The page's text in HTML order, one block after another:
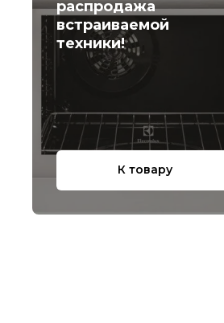
распродажа
встраиваемой
техники!
К товару